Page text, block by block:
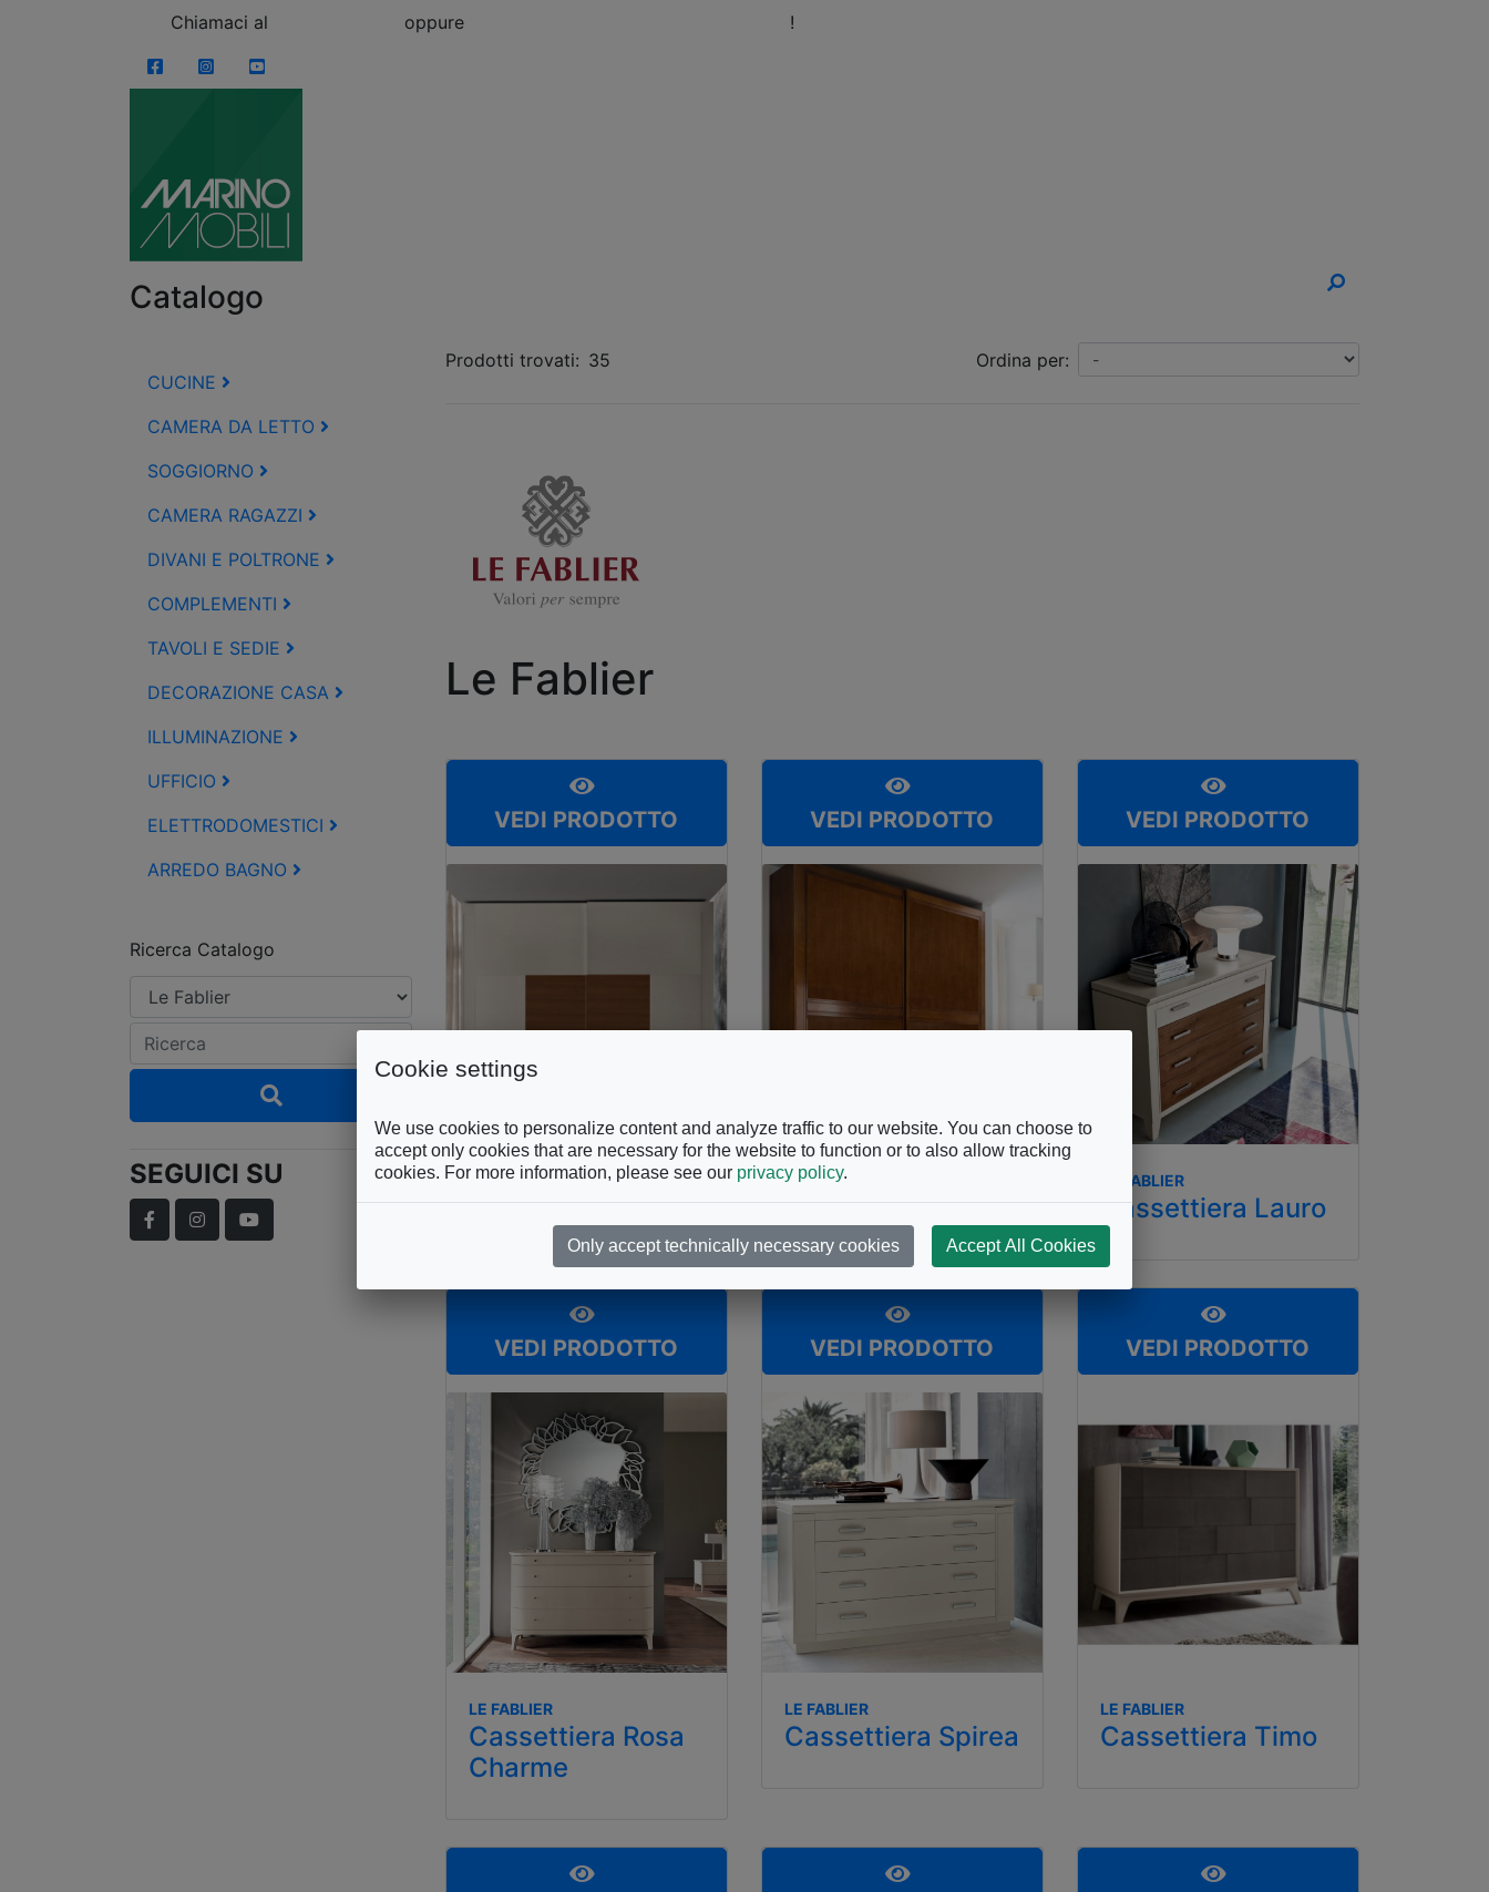
Chiamaci al oppure !
FacebookInstagramYouTube
Catalogo
Prodotti trovati: 35 Ordina per:
Le Fablier
VEDI PRODOTTO
LE FABLIER
Armadio Agrifoglio
VEDI PRODOTTO
LE FABLIER
Armadio Giove
VEDI PRODOTTO
LE FABLIER
Cassettiera Lauro
VEDI PRODOTTO
LE FABLIER
Cassettiera Rosa
Charme
VEDI PRODOTTO
LE FABLIER
Cassettiera Spirea
VEDI PRODOTTO
LE FABLIER
Cassettiera Timo
CUCINE
CAMERA DA LETTO
SOGGIORNO
CAMERA RAGAZZI
DIVANI E POLTRONE
COMPLEMENTI
TAVOLI E SEDIE
DECORAZIONE CASA
ILLUMINAZIONE
UFFICIO
ELETTRODOMESTICI
ARREDO BAGNO
Ricerca Catalogo
SEGUICI SU
FacebookInstagramYouTube
Cookie settings
We use cookies to personalize content and analyze traffic to our website. You can choose to
accept only cookies that are necessary for the website to function or to also allow tracking
cookies. For more information, please see our privacy policy.
Only accept technically necessary cookies Accept All Cookies